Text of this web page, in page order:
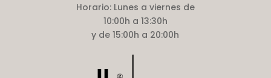
Horario:Lunes a viernes de
10:00h a 13:30h
y de 15:00h a 20:00h